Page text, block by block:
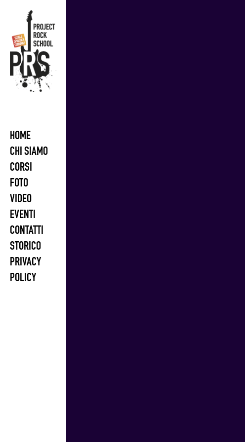
HOME
CHI SIAMO
CORSI
FOTO
VIDEO
EVENTI
CONTATTI
STORICO
PRIVACY
POLICY